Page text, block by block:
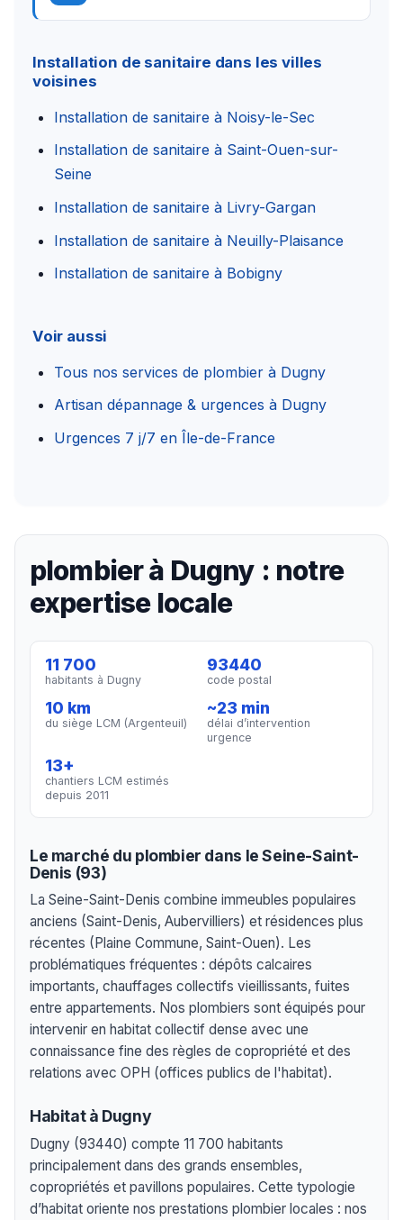
Installation de sanitaire dans les villes
voisines
Installation de sanitaire à Noisy-le-Sec
Installation de sanitaire à Saint-Ouen-sur-
Seine
Installation de sanitaire à Livry-Gargan
Installation de sanitaire à Neuilly-Plaisance
Installation de sanitaire à Bobigny
Voir aussi
Tous nos services de plombier à Dugny
Artisan dépannage & urgences à Dugny
Urgences 7 j/7 en Île-de-France
plombier à Dugny : notre
expertise locale
11 700
habitants à Dugny
93440
code postal
10 km
du siège LCM (Argenteuil)
~23 min
délai d’intervention
urgence
13+
chantiers LCM estimés
depuis 2011
Le marché du plombier dans le Seine-Saint-
Denis (93)
La Seine-Saint-Denis combine immeubles populaires
anciens (Saint-Denis, Aubervilliers) et résidences plus
récentes (Plaine Commune, Saint-Ouen). Les
problématiques fréquentes : dépôts calcaires
importants, chauffages collectifs vieillissants, fuites
entre appartements. Nos plombiers sont équipés pour
intervenir en habitat collectif dense avec une
connaissance fine des règles de copropriété et des
relations avec OPH (offices publics de l'habitat).
Habitat à Dugny
Dugny (93440) compte 11 700 habitants
principalement dans des grands ensembles,
copropriétés et pavillons populaires. Cette typologie
d’habitat oriente nos prestations plombier locales : nos